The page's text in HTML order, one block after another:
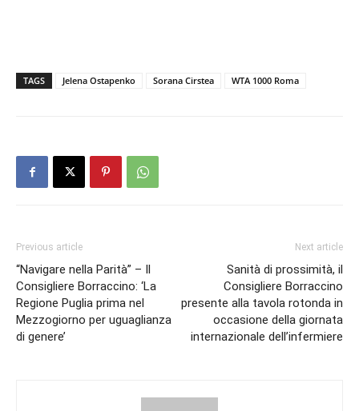
TAGS Jelena Ostapenko Sorana Cirstea WTA 1000 Roma
Previous article
“Navigare nella Parità” – Il
Consigliere Borraccino: ‘La
Regione Puglia prima nel
Mezzogiorno per uguaglianza
di genere’
Next article
Sanità di prossimità, il
Consigliere Borraccino
presente alla tavola rotonda in
occasione della giornata
internazionale dell’infermiere